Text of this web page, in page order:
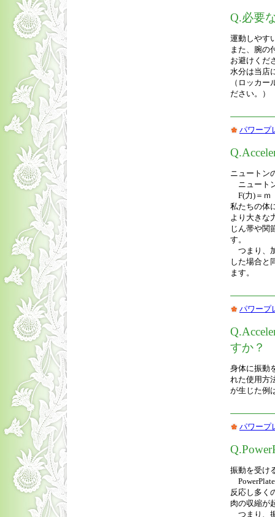
Q.必要
運動しやす
また、腕の
お避けくだ
水分は当店
（ロッカ
ださい。）
パワープ
ニュートン
ニュート
F(力)＝ｍ
私たちの体
より大きな
じん帯や関
す。
つまり、
した場合と
ます。
パワープ
すか？
身体に振動
れた使用方
が生じた例
パワープ
振動を受け
反応し多く
肉の収縮が
つまり、